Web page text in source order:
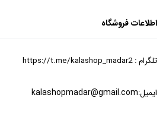
اطلاعات فروشگاه
تلگرام : https://t.me/kalashop_madar2
ایمیل:kalashopmadar@gmail.com